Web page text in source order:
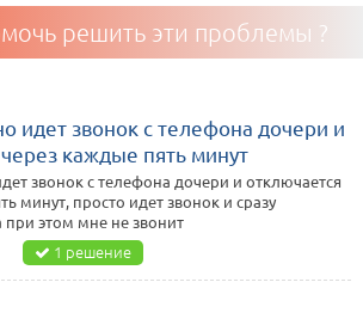
решить эти проблемы ?
идет звонок с телефона дочери и
каждые пять минут
звонок с телефона дочери и отключается
минут, просто идет звонок и сразу
при этом мне не звонит
1 решение